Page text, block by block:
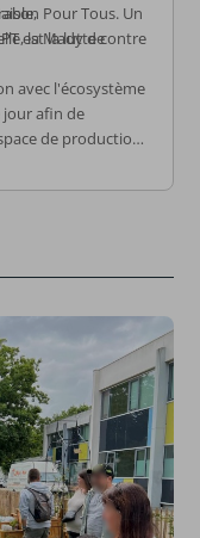
Pour Tous. Un
est la lutte contre
la Mady de
avec l'écosystème
jour afin de
de production,
forme de